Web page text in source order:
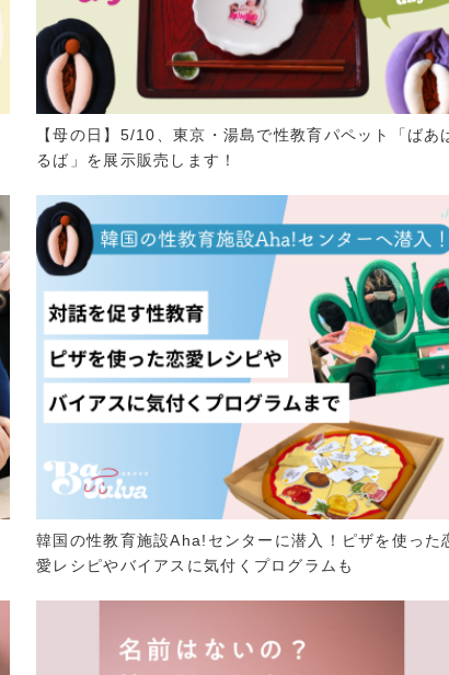
【母の日】5/10、東京・湯島で性教育パペット「ばあ
るば」を展示販売します！
韓国の性教育施設Aha!センターに潜入！ピザを使った
愛レシピやバイアスに気付くプログラムも